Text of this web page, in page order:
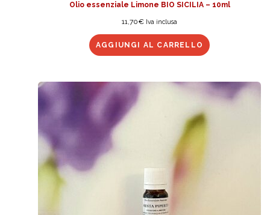
Olio essenziale Limone BIO SICILIA – 10ml
11,70€ Iva inclusa
AGGIUNGI AL CARRELLO